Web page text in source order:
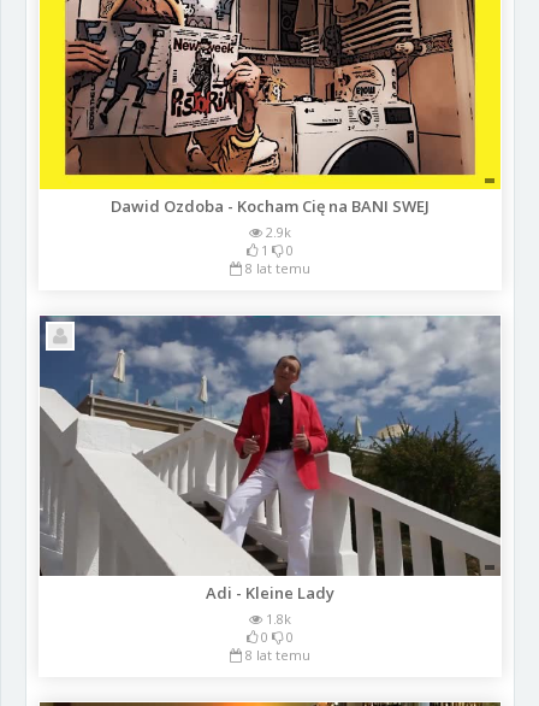
Dawid Ozdoba - Kocham Cię na BANI SWEJ
2.9k
1
0
8 lat temu
Adi - Kleine Lady
1.8k
0
0
8 lat temu